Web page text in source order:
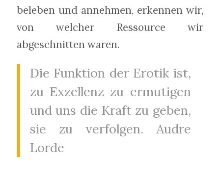
beleben und annehmen, erkennen wir,
von welcher Ressource wir
abgeschnitten waren.
Die Funktion der Erotik ist,
zu Exzellenz zu ermutigen
und uns die Kraft zu geben,
sie zu verfolgen. Audre
Lorde